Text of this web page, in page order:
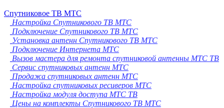
Спутниковое ТВ МТС
Настройка Спутникового ТВ МТС
Подключение Спутникового ТВ МТС
Установка антенн Спутникового ТВ МТС
Подключение Интернета МТС
Вызов мастера для ремонта спутниковой антенны МТС ТВ
Сервис спутниковых антенн МТС
Продажа спутниковых антенн МТС
Настройка спутниковых ресиверов МТС
Настройка модуля доступа МТС ТВ
Цены на комплекты Спутникового ТВ МТС